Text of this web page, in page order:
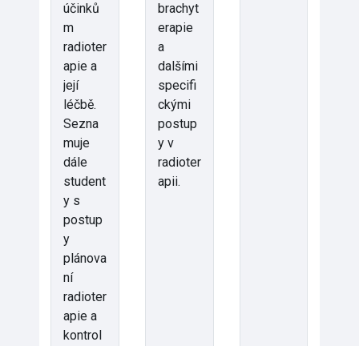
účinků
m
radioter
apie a
její
léčbě.
Sezna
muje
dále
student
y s
postup
y
plánova
ní
radioter
apie a
kontrol
brachyt
erapie
a
dalšími
specifi
ckými
postup
y v
radioter
apii.